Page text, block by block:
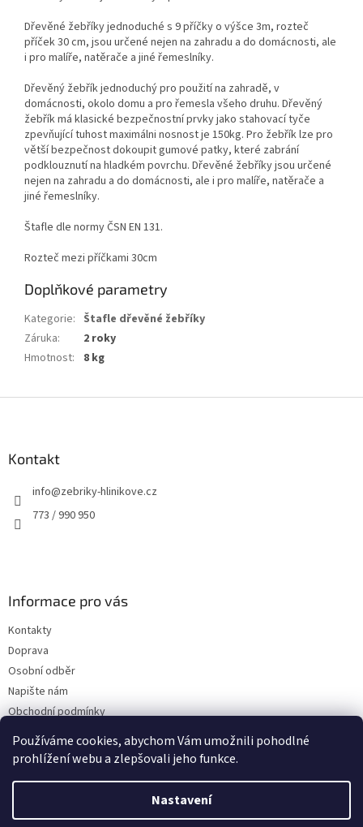
Používáme cookies, abychom Vám umožnili pohodlné
prohlížení webu a zlepšovali jeho funkce.
Nastavení
Dřevěné žebříky jednoduché s 9 příčky o výšce 3m, rozteč
příček 30 cm, jsou určené nejen na zahradu a do domácnosti, ale
i pro malíře, natěrače a jiné řemeslníky.
Dřevěný žebřík jednoduchý pro použití na zahradě, v
domácnosti, okolo domu a pro řemesla všeho druhu. Dřevěný
žebřík má klasické bezpečnostní prvky jako stahovací tyče
zpevňující tuhost maximálni nosnost je 150kg. Pro žebřík lze pro
větší bezpečnost dokoupit gumové patky, které zabrání
podklouznutí na hladkém povrchu. Dřevěné žebříky jsou určené
nejen na zahradu a do domácnosti, ale i pro malíře, natěrače a
jiné řemeslníky.
Štafle dle normy ČSN EN 131.
Rozteč mezi příčkami 30cm
Doplňkové parametry
Kategorie: Štafle dřevěné žebříky
Záruka:
2 roky
Hmotnost: 8 kg
Kontakt
info@zebriky-hlinikove.cz
773 / 990 950
Informace pro vás
Kontakty
Doprava
Osobní odběr
Napište nám
Obchodní podmínky
Podmínky ochrany osobních údajů
Vytvořil Shoptet